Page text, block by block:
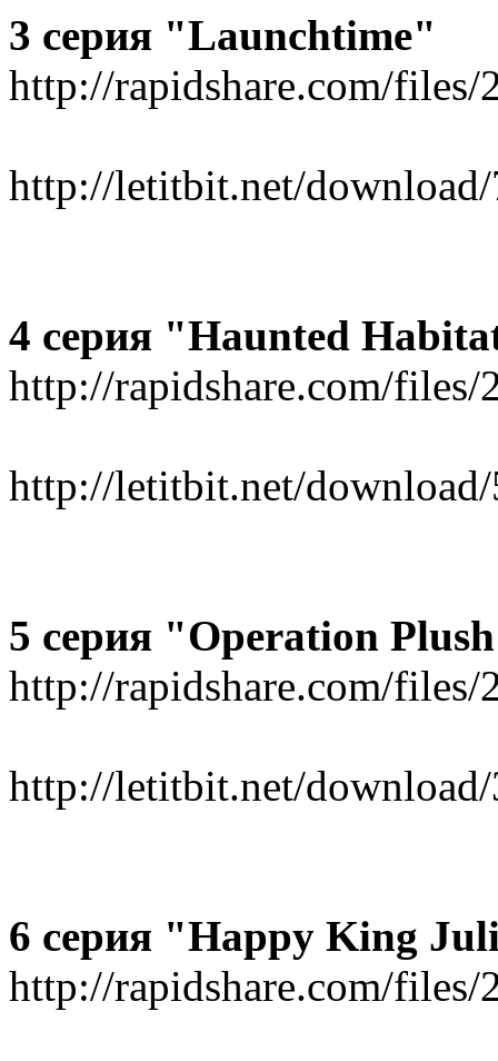
3 серия "Launchtime"
http://rapidshare.com/files/
http://letitbit.net/download/
4 серия "Haunted
http://rapidshare.com/files/
http://letitbit.net/download/
5 серия "Operation
http://rapidshare.com/files/
http://letitbit.net/download/
6 серия "Happy King
http://rapidshare.com/files/